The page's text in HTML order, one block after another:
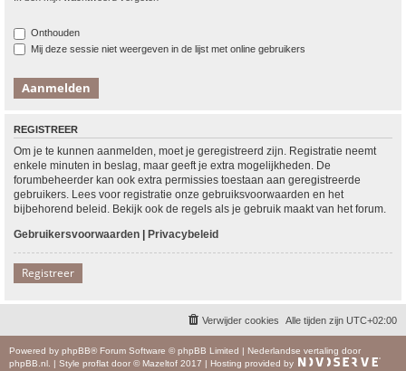
Onthouden
Mij deze sessie niet weergeven in de lijst met online gebruikers
REGISTREER
Om je te kunnen aanmelden, moet je geregistreerd zijn. Registratie neemt
enkele minuten in beslag, maar geeft je extra mogelijkheden. De
forumbeheerder kan ook extra permissies toestaan aan geregistreerde
gebruikers. Lees voor registratie onze gebruiksvoorwaarden en het
bijbehorend beleid. Bekijk ook de regels als je gebruik maakt van het forum.
Gebruikersvoorwaarden | Privacybeleid
Registreer
Alle tijden zijn UTC+02:00
Verwijder cookies
Powered by phpBB® Forum Software © phpBB Limited | Nederlandse vertaling door
phpBB.nl
| Style proflat door © Mazeltof 2017 | Hosting provided by